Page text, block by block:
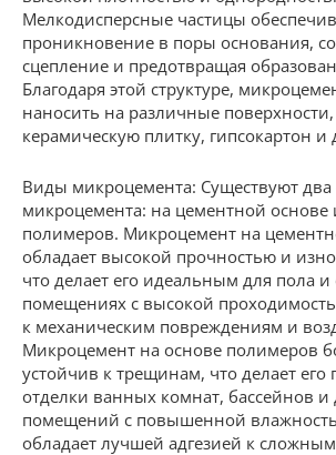
Мелкодисперсные частицы
проникновение в поры основания,
сцепление и предотвращая
Благодаря этой структуре,
наносить на различные
керамическую плитку, гипсокартон и
Виды микроцемента: Существуют
микроцемента: на цементной основе
полимеров. Микроцемент на
обладает высокой прочностью и
что делает его идеальным для пола и
помещениях с высокой
к механическим повреждениям и
Микроцемент на основе полимеров
устойчив к трещинам, что делает
отделки ванных комнат, бассейнов и
помещений с повышенной
обладает лучшей адгезией к